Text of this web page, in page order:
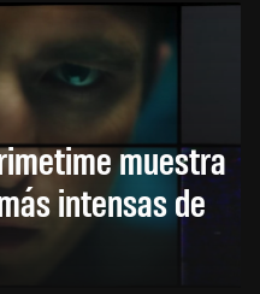
muestra
intensas de